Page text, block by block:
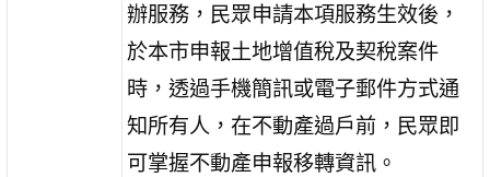
辦服務，民眾申請本項服務生效後，
於本市申報土地增值稅及契稅案件
時，透過手機簡訊或電子郵件方式通
知所有人，在不動產過戶前，民眾即
可掌握不動產申報移轉資訊。